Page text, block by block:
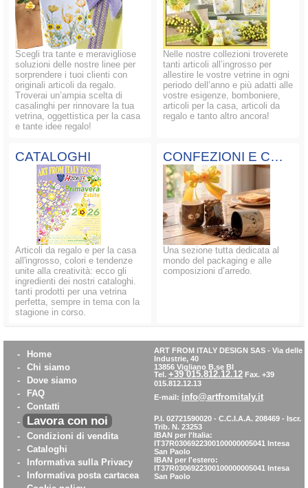
Scegli tra tante e meravigliose
soluzioni delle nostre linee per
sorprendere i tuoi clienti con
originali articoli da regalo.
Troverai un’ampia scelta di
casalinghi per rinnovare la tua
vetrina, oggettistica per la casa
e tante idee regalo!
Nelle nostre collezioni troverete
tanti articoli all’ingrosso per
allestire le vostre vetrine in ogni
periodo dell’anno e più adatti alle
vostre esigenze, bomboniere,
articoli per la casa, articoli da
regalo e tanto altro ancora!
CATALOGHI
Articoli da regalo e per la casa
all'ingrosso, colori e tendenze
unite alla creatività: ecco gli
ingredienti dei nostri cataloghi.
tanti prodotti per una vetrina
perfetta, sempre in tema con la
stagione in corso.
CONFEZIONI E COMPOSIZIONI
Una sezione tutta dedicata al
mondo del packaging e alle
composizioni d’arredo.
-
Home
-
Chi siamo
-
Dove siamo
-
FAQ
-
Contatti
-
Lavora con noi
-
Condizioni di vendita
-
Cataloghi
-
Informativa sulla Privacy
-
Informativa posta cartacea
ART FROM ITALY DESIGN SAS - Via delle
Industrie, 40
13856 Vigliano B.se BI
Tel. +39 015.812.12.12 Fax. +39
015.812.12.13
E-mail: info@artfromitaly.it
P.I. 02721590020 - C.C.I.A.A. 208469 - Iscr.
Trib. N. 23253
IBAN per l'Italia:
IT37R0306922300100000005041 Intesa
San Paolo
IBAN per l'estero:
IT37R0306922300100000005041 Intesa
San Paolo